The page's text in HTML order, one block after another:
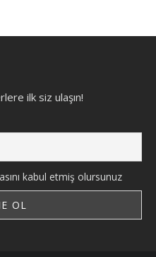
ilk siz ulaşın!
kabul etmiş olursunuz